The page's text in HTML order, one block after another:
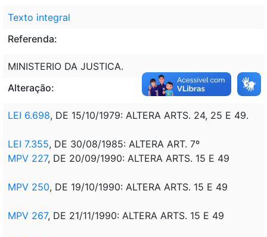
Texto integral
Referenda:
MINISTERIO DA JUSTICA.
Alteração:
LEI 6.698, DE 15/10/1979: ALTERA ARTS. 24, 25 E 49.
LEI 7.355, DE 30/08/1985: ALTERA ART. 7º
MPV 227, DE 20/09/1990: ALTERA ARTS. 15 E 49
MPV 250, DE 19/10/1990: ALTERA ARTS. 15 E 49
MPV 267, DE 21/11/1990: ALTERA ARTS. 15 E 49